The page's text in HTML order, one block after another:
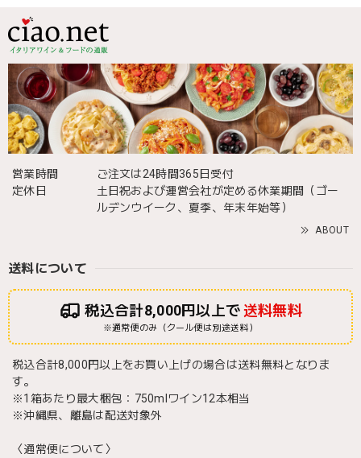
営業時間
ご注文は24時間365日受付
定休日
土日祝および運営会社が定める休業期間（ゴー
ルデンウイーク、夏季、年末年始等）
ABOUT
送料について
税込合計8,000円以上で送料無料
※通常便のみ（クール便は別途送料）
税込合計8,000円以上をお買い上げの場合は送料無料となりま
す。
※1箱あたり最大梱包：750mlワイン12本相当
※沖縄県、離島は配送対象外
〈通常便について〉